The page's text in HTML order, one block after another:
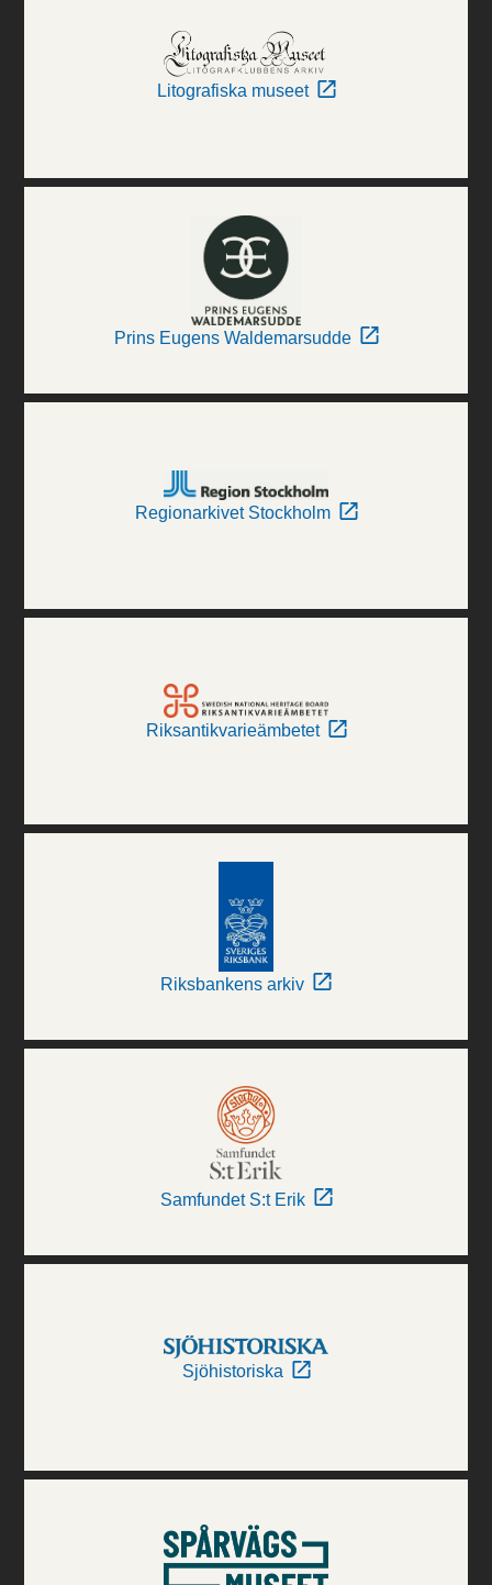
Litografiska museet
Prins Eugens Waldemarsudde
Regionarkivet Stockholm
Riksantikvarieämbetet
Riksbankens arkiv
Samfundet S:t Erik
Sjöhistoriska